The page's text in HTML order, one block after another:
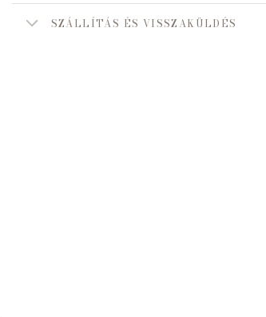
SZÁLLÍTÁS ÉS VISSZAKÜLDÉS